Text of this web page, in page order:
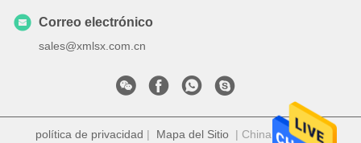
Correo electrónico
sales@xmlsx.com.cn
política de privacidad | Mapa del Sitio | China es buena.